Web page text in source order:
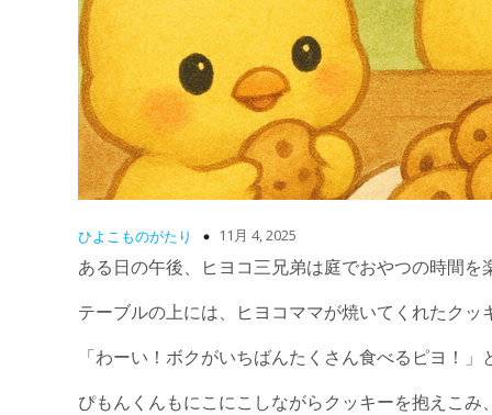
ひよこものがたり 11月 4, 2025
ある日の午後、ヒヨコ三兄弟は庭でおやつの時間を
テーブルの上には、ヒヨコママが焼いてくれたクッ
「わーい！ボクがいちばんたくさん食べるピヨ！
ぴもんくんもにこにこしながらクッキーを抱えこみ